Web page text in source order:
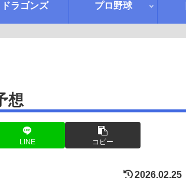
ドラゴンズ プロ野球
想
LINE コピー
2026.02.25